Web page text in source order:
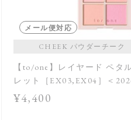
メール便対応
CHEEK パウダーチーク
【to/one】レイヤード ペタ
レット［EX03,EX04］＜
AW Collection＞
¥4,400